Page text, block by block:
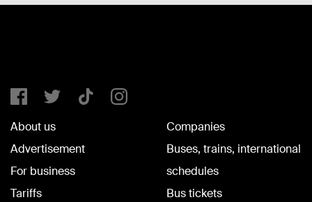
About us
Advertisement
For business
Tariffs
Companies
Buses, trains, international
schedules
Bus tickets